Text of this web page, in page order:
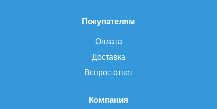
Компания
Покупателям
Оплата
Доставка
Вопрос-ответ